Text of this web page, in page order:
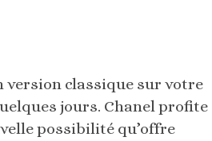
version classique sur votre
jours. Chanel profite
possibilité qu’offre